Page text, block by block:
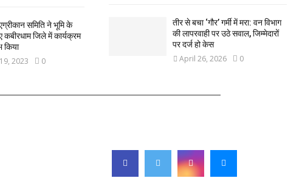
समिति ने भूमि के
कबीरधाम जिले में कार्यक्रम
किया
2023 0
तीर से बचा ‘गौर’ गर्मी में मरा: वन विभाग
की लापरवाही पर उठे सवाल, जिम्मेदारों
पर दर्ज हो केस
April 26, 2026 0